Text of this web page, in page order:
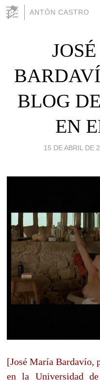
ANTÓN CASTRO
BLOG
EN
15 DE ABRIL DE
[José María Bardavío,
en la Universidad